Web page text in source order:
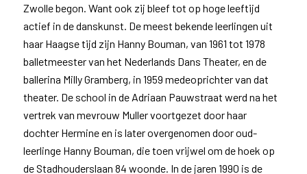
Zwolle begon. Want ook zij bleef tot op hoge leeftijd
actief in de danskunst. De meest bekende leerlingen uit
haar Haagse tijd zijn Hanny Bouman, van 1961 tot 1978
balletmeester van het Nederlands Dans Theater, en de
ballerina Milly Gramberg, in 1959 medeoprichter van dat
theater. De school in de Adriaan Pauwstraat werd na het
vertrek van mevrouw Muller voortgezet door haar
dochter Hermine en is later overgenomen door oud-
leerlinge Hanny Bouman, die toen vrijwel om de hoek op
de Stadhouderslaan 84 woonde. In de jaren 1990 is de